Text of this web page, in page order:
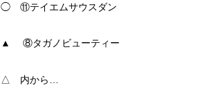
◯ ⑪テイエムサウスダン
▲ ⑧タガノビューティー
△ 内から…